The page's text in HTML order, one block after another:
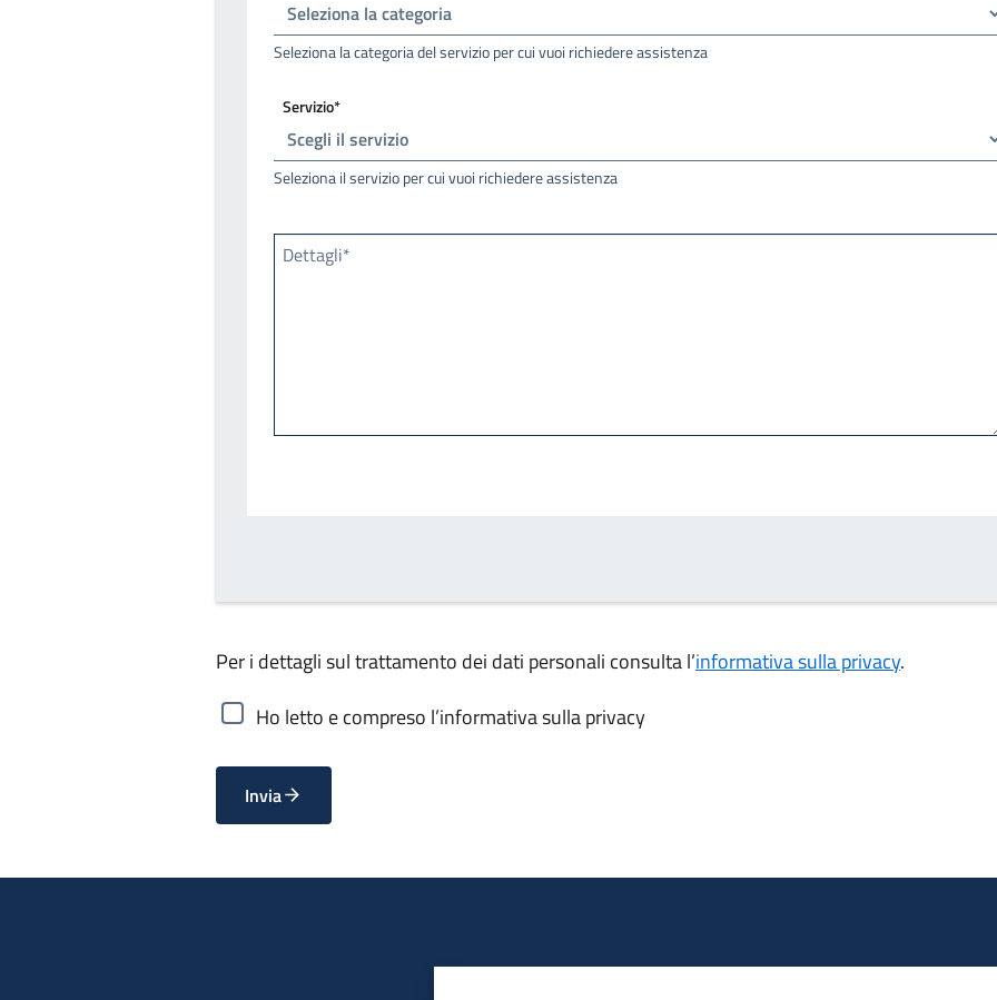
Seleziona la categoria del servizio per cui vuoi richiedere assistenza
Servizio*
Seleziona il servizio per cui vuoi richiedere assistenza
Dettagli*
Per i dettagli sul trattamento dei dati personali consulta l’informativa sulla privacy.
Ho letto e compreso l’informativa sulla privacy
Invia